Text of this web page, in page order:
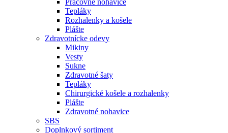
Pracovné nohavice
Tepláky
Rozhalenky a košele
Plášte
Zdravotnícke odevy
Mikiny
Vesty
Sukne
Zdravotné šaty
Tepláky
Chirurgické košele a rozhalenky
Plášte
Zdravotné nohavice
SBS
Doplnkový sortiment